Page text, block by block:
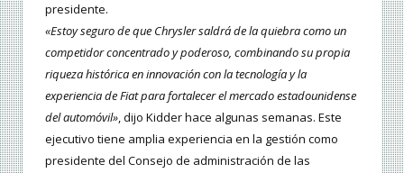
presidente.
«Estoy seguro de que Chrysler saldrá de la quiebra como un
competidor concentrado y poderoso, combinando su propia
riqueza histórica en innovación con la tecnología y la
experiencia de Fiat para fortalecer el mercado estadounidense
del automóvil», dijo Kidder hace algunas semanas. Este
ejecutivo tiene amplia experiencia en la gestión como
presidente del Consejo de administración de las